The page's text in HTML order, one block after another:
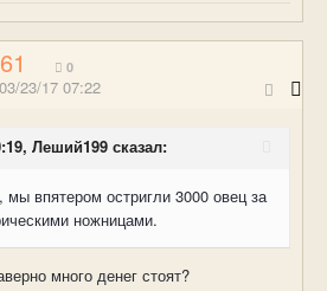
0
03/23/17 07:22
Леший199 сказал:
впятером остригли 3000 овец за
ножницами.
много денег стоят?